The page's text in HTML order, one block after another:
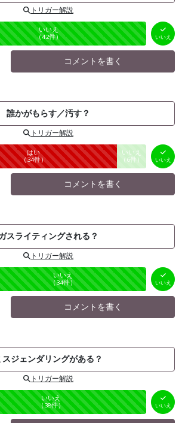
トリガー解説
いいえ
（42件） いいえ
コメントを書く
誰かがもらす／汚す？
トリガー解説
はい
（34件） 未投票
いいえ
（ 6件） いいえ
コメントを書く
スライティングされる？
トリガー解説
いいえ
（34件） いいえ
コメントを書く
スジェンダリングがある？
トリガー解説
いいえ
（38件） いいえ